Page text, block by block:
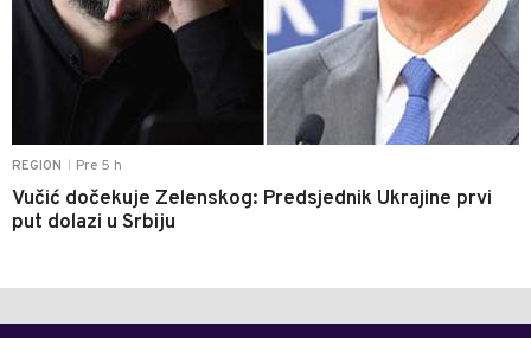
REGION Pre 5 h
Vučić dočekuje Zelenskog: Predsjednik Ukrajine prvi
put dolazi u Srbiju